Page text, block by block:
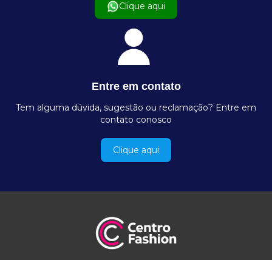
Clique aqui
Entre em contato
Tem alguma dúvida, sugestão ou reclamação? Entre em
contato conosco
Clique aqui